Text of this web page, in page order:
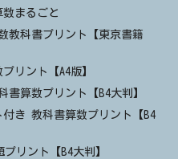
まるごと
教科書プリント【東京書籍
リント【A4版】
算数プリント【B4大判】
き 教科書算数プリント【B4
リント【B4大判】